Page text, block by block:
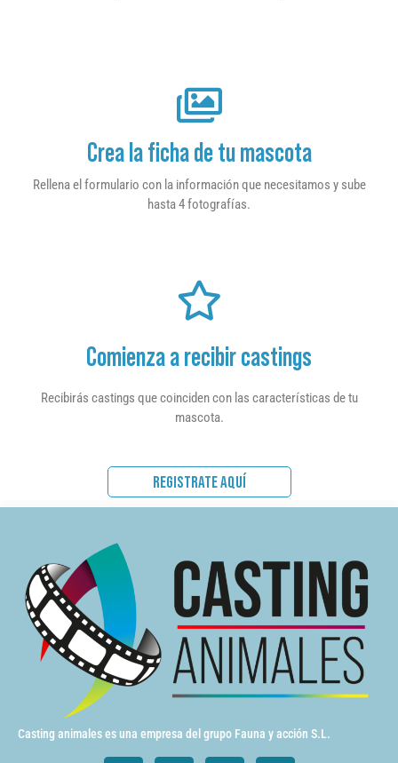
Crea la ficha de tu mascota
Rellena el formulario con la información que necesitamos y sube
hasta 4 fotografías.
Comienza a recibir castings
Recibirás castings que coinciden con las características de tu
mascota.
REGISTRATE AQUÍ
Casting animales es una empresa del grupo Fauna y acción S.L.